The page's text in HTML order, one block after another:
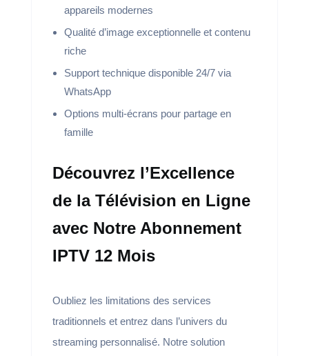
appareils modernes
Qualité d’image exceptionnelle et contenu
riche
Support technique disponible 24/7 via
WhatsApp
Options multi-écrans pour partage en
famille
Découvrez l’Excellence
de la Télévision en Ligne
avec Notre Abonnement
IPTV 12 Mois
Oubliez les limitations des services
traditionnels et entrez dans l’univers du
streaming personnalisé. Notre solution